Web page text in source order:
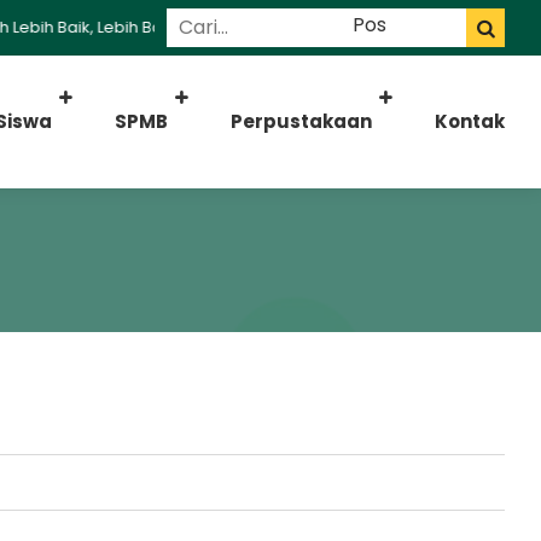
Baik, Lebih Baik Madrasah
SPMB Perpustakaan Kontak